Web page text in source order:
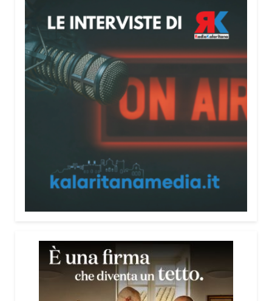
Mediterraneo della CEI: «Il campo è molto più di
un’esperienza di volontariato: è un’opportunità per
costruire relazioni attraverso il servizio, linguaggio
universale capace di unire persone diverse».
Condividi:
X WhatsApp
E-mail Stampa